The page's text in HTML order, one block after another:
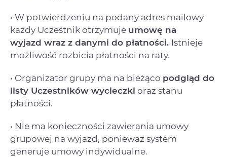
• W potwierdzeniu na podany adres mailowy
każdy Uczestnik otrzymuje umowę na
wyjazd wraz z danymi do płatności. Istnieje
możliwość rozbicia płatności na raty.
• Organizator grupy ma na bieżąco podgląd do
listy Uczestników wycieczki oraz stanu
płatności.
• Nie ma konieczności zawierania umowy
grupowej na wyjazd, ponieważ system
generuje umowy indywidualne.